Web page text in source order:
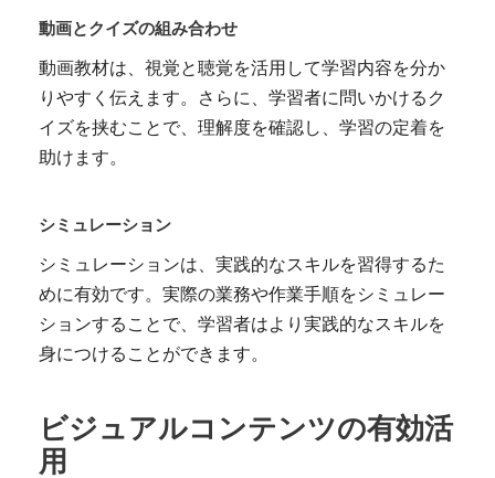
動画とクイズの組み合わせ
動画教材は、視覚と聴覚を活用して学習内容を分か
りやすく伝えます。さらに、学習者に問いかけるク
イズを挟むことで、理解度を確認し、学習の定着を
助けます。
シミュレーション
シミュレーションは、実践的なスキルを習得するた
めに有効です。実際の業務や作業手順をシミュレー
ションすることで、学習者はより実践的なスキルを
身につけることができます。
ビジュアルコンテンツの有効活
用